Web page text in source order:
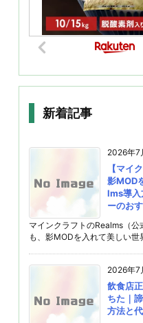
新着記事
2026年7
【マイ
影MOD
lms導入
ーのお
マインクラフトのRealms（公
も、影MODを入れて美しい世
2026年7
飲食店
ちた｜
方法と